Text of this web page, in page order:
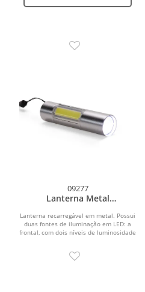
09277
Lanterna Metal
Lanterna recarregável em metal. Possui
duas fontes de iluminação em LED: a
frontal, com dois níveis de luminosidade